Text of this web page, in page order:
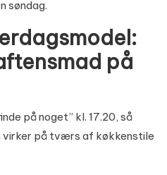
søndag.
på
på noget” kl. 17.20, så
virker på tværs af køkkenstile